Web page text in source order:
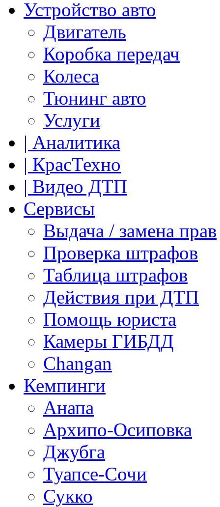
Устройство авто
Двигатель
Коробка передач
Колеса
Тюнинг авто
Услуги
| Аналитика
| КрасТехно
| Видео ДТП
Сервисы
Выдача / замена прав
Проверка штрафов
Таблица штрафов
Действия при ДТП
Помощь юриста
Камеры ГИБДД
Сhangan
Кемпинги
Анапа
Архипо-Осиповка
Джубга
Туапсе-Сочи
Сукко